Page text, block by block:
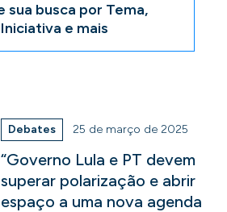
sua busca por Tema,
Iniciativa e mais
Debates 25 de março de 2025
“Governo Lula e PT devem
superar polarização e abrir
espaço a uma nova agenda